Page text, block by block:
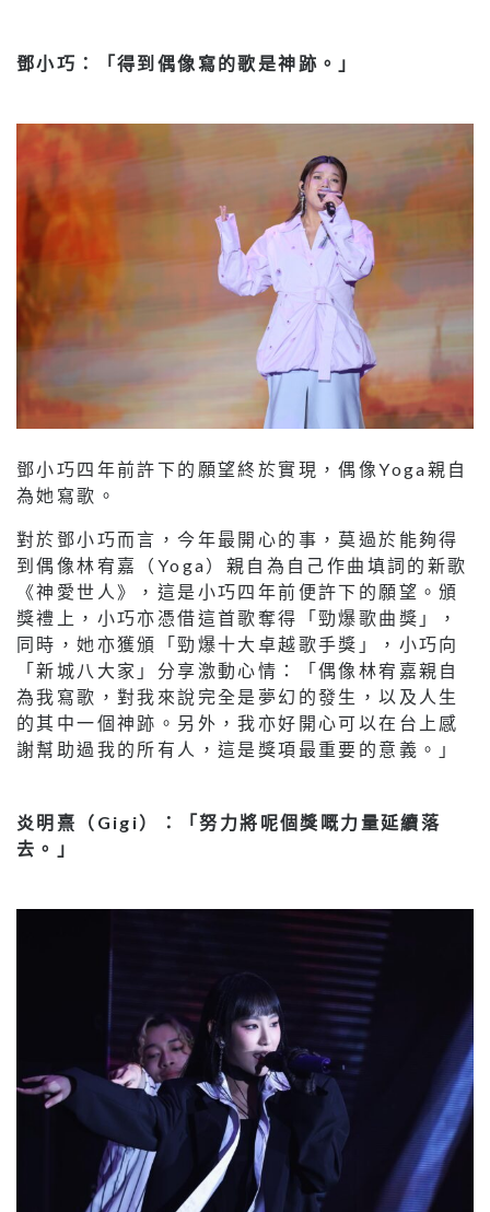
鄧小巧：「得到偶像寫的歌是神跡。」
鄧小巧四年前許下的願望終於實現，偶像Yoga親自
為她寫歌。
對於鄧小巧而言，今年最開心的事，莫過於能夠得
到偶像林宥嘉（Yoga）親自為自己作曲填詞的新歌
《神愛世人》，這是小巧四年前便許下的願望。頒
獎禮上，小巧亦憑借這首歌奪得「勁爆歌曲獎」，
同時，她亦獲頒「勁爆十大卓越歌手獎」，小巧向
「新城八大家」分享激動心情：「偶像林宥嘉親自
為我寫歌，對我來說完全是夢幻的發生，以及人生
的其中一個神跡。另外，我亦好開心可以在台上感
謝幫助過我的所有人，這是獎項最重要的意義。」
炎明熹（Gigi）：「努力將呢個獎嘅力量延續落
去。」